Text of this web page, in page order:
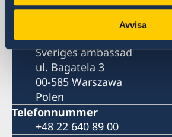
Avvisa
00-585 Warszawa
Postadress
Sveriges ambassad
ul. Bagatela 3
00-585 Warszawa
Polen
Telefonnummer
+48 22 640 89 00